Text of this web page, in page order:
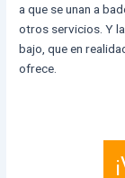
a que se unan a
otros servicios. Y
bajo, que en
ofrece.